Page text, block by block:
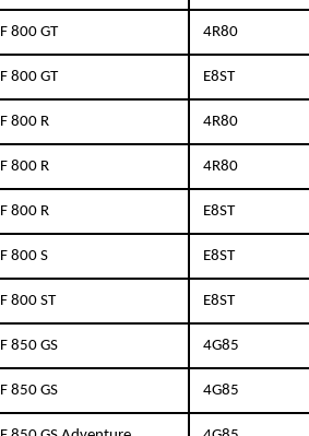
F 800 GT 4R80
F 800 GT E8ST
F 800 R 4R80
F 800 R 4R80
F 800 R E8ST
F 800 S E8ST
F 800 ST E8ST
F 850 GS 4G85
F 850 GS 4G85